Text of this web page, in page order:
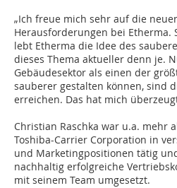
„Ich freue mich sehr auf die
Herausforderungen bei Etherma.
lebt Etherma die Idee des
dieses Thema aktueller denn je.
Gebäudesektor als einen der
sauberer gestalten können, sind
erreichen. Das hat mich
Christian Raschka war u.a. mehr
Toshiba-Carrier Corporation in
und Marketingpositionen tätig
nachhaltig erfolgreiche
mit seinem Team umgesetzt.